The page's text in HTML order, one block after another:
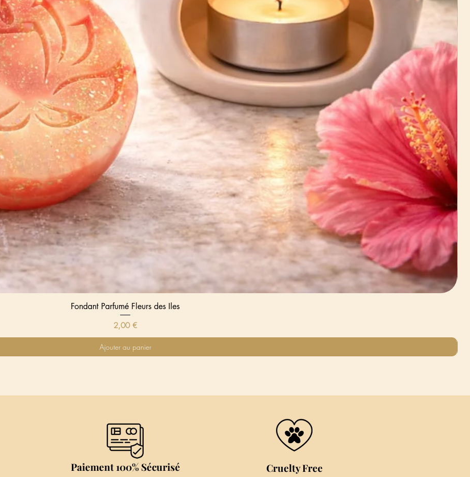
Aperçu rapide
Fondant Parfumé Fleurs des Iles
Prix
2,00 €
Ajouter au panier
Paiement 100% Sécurisé Cruelty Free